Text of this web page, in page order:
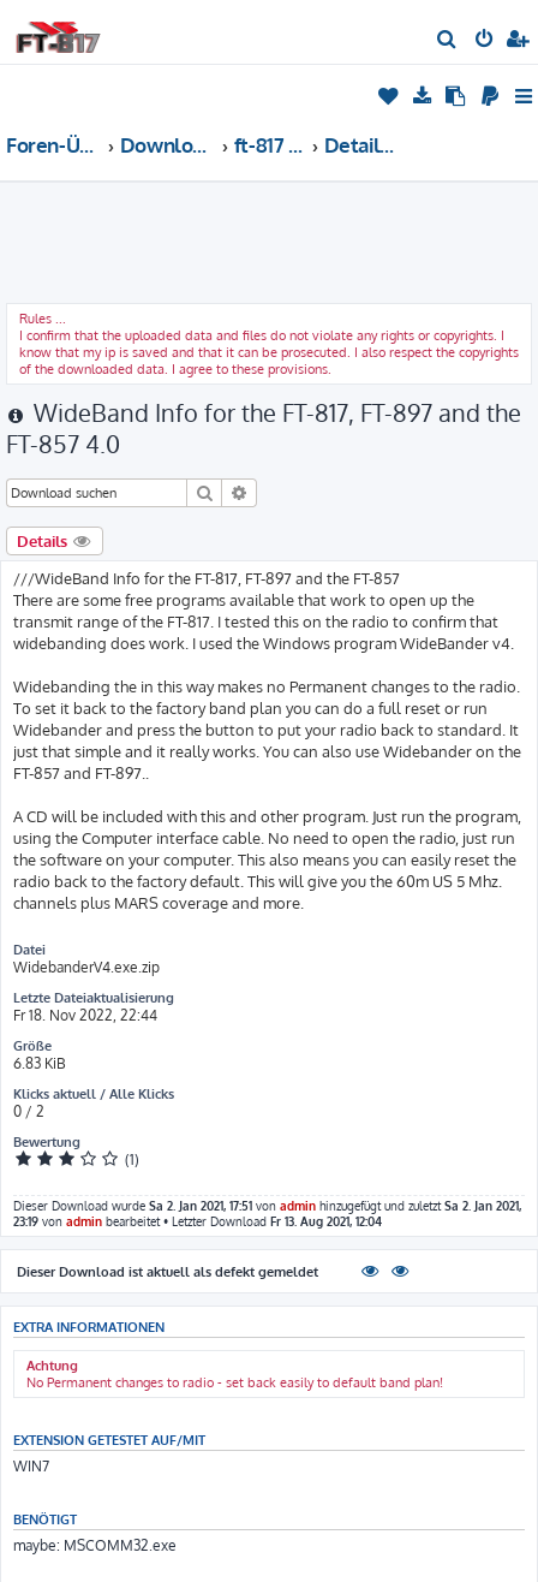
u
c
Foren-Übersicht Download Kategorien ft-817 [all software] Details: WideBand Info for the FT-817, FT-897 and the FT-857
Rules ...
I confirm that the uploaded data and files do not violate any rights or copyrights. I
know that my ip is saved and that it can be prosecuted. I also respect the copyrights
of the downloaded data. I agree to these provisions.
WideBand Info for the FT-817, FT-897 and the
FT-857 4.0
Suche
Details
///WideBand Info for the FT-817, FT-897 and the FT-857
There are some free programs available that work to open up the
transmit range of the FT-817. I tested this on the radio to confirm that
widebanding does work. I used the Windows program WideBander v4.
Widebanding the in this way makes no Permanent changes to the radio.
To set it back to the factory band plan you can do a full reset or run
Widebander and press the button to put your radio back to standard. It
just that simple and it really works. You can also use Widebander on the
FT-857 and FT-897..
A CD will be included with this and other program. Just run the program,
using the Computer interface cable. No need to open the radio, just run
the software on your computer. This also means you can easily reset the
radio back to the factory default. This will give you the 60m US 5 Mhz.
channels plus MARS coverage and more.
Datei
WidebanderV4.exe.zip
Letzte Dateiaktualisierung
Fr 18. Nov 2022, 22:44
Größe
6.83 KiB
Klicks aktuell / Alle Klicks
0 / 2
Bewertung
(1)
Dieser Download wurde Sa 2. Jan 2021, 17:51 von admin hinzugefügt und zuletztSa 2. Jan 2021,
23:19 von admin bearbeitet • Letzter Download Fr 13. Aug 2021, 12:04
Dieser Download ist aktuell als defekt gemeldet
EXTRA INFORMATIONEN
Achtung
No Permanent changes to radio - set back easily to default band plan!
EXTENSION GETESTET AUF/MIT
WIN7
BENÖTIGT
maybe: MSCOMM32.exe